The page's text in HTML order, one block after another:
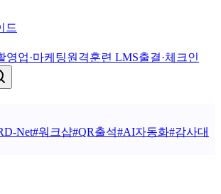
드
영업·마케팅원격훈련 LMS출결·체크인
Net#워크샵#QR출석#AI자동화#감사대